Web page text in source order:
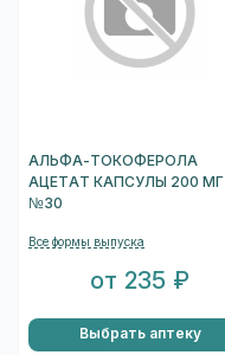
АЛЬФА-ТОКОФЕРОЛА
АЦЕТАТ КАПСУЛЫ 200 МГ
№30
Все формы выпуска
от 235 ₽
Выбрать аптеку